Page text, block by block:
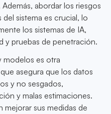
abordar los riesgos
sistema es crucial, lo
los sistemas de IA,
y pruebas de penetración.
modelos es otra
asegura que los datos
y no sesgados,
y malas estimaciones.
mejorar sus medidas de